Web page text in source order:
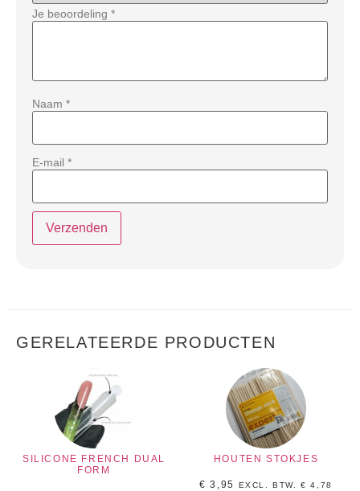
Je beoordeling *
Naam *
E-mail *
GERELATEERDE PRODUCTEN
SILICONE FRENCH DUAL
FORM
HOUTEN STOKJES
€ 3,95 EXCL. BTW.€ 4,78